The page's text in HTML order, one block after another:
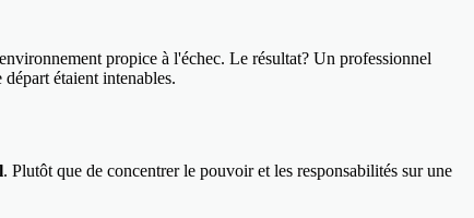
propice à l'échec. Le résultat? Un professionnel
étaient intenables.
. Plutôt que de concentrer le pouvoir et les responsabilités sur une